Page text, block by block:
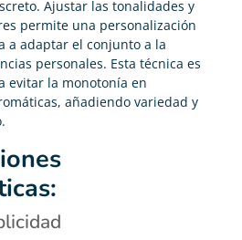
Ajustar las tonalidades y
permite una personalización
a adaptar el conjunto a la
personales. Esta técnica es
evitar la monotonía en
añadiendo variedad y